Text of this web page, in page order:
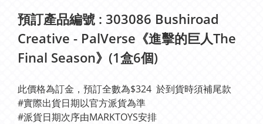
預訂產品編號 : 303086 Bushiroad
Creative - PalVerse《進擊的巨人The
Final Season》(1盒6個)
此價格為訂金，預訂全數為$324  於到貨時須補尾款
#實際出貨日期以官方派貨為準
#派貨日期次序由MARKTOYS安排